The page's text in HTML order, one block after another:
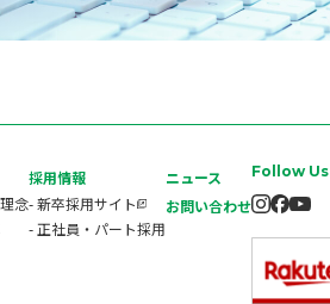
念
採用情報
- 新卒採用サイト
- 正社員・パート採用
ニュース
お問い合わせ
Follow Us